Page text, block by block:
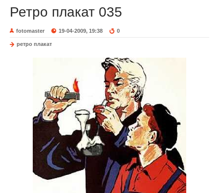
Ретро плакат 035
fotomaster 19-04-2009, 19:38 0
ретро плакат